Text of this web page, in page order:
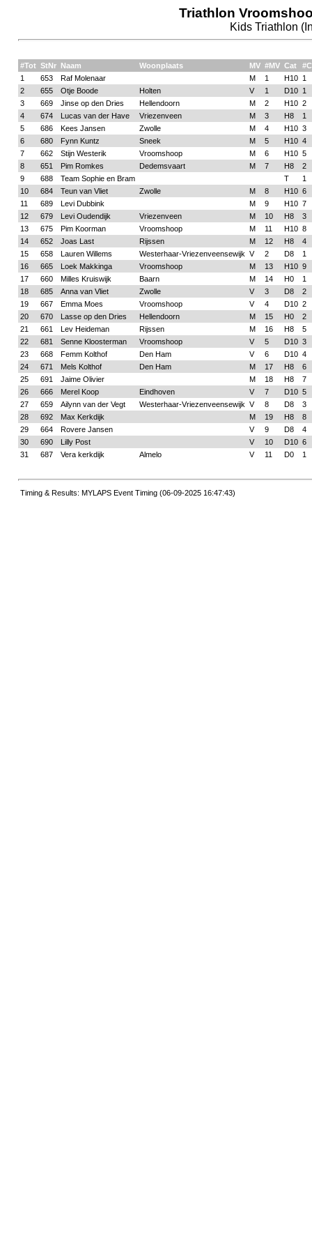
Triathlon
Kids Triathlon
#Tot StNr Naam Woonplaats MV #MV Cat
1
653 Raf Molenaar M 1 H10
1
2
655 Otje Boode Holten V 1 D10
1
3
669 Jinse op den Dries Hellendoorn M 2 H10 2
4
674 Lucas van der Have Vriezenveen M 3 H8
1
5
686 Kees Jansen Zwolle M 4 H10 3
6
680 Fynn Kuntz Sneek M 5 H10 4
7
662 Stijn Westerik Vroomshoop M 6 H10 5
8
651 Pim Romkes Dedemsvaart M 7 H8
2
9
688 Team Sophie en Bram T
1
10
684 Teun van Vliet Zwolle M 8 H10 6
11
689 Levi Dubbink M 9 H10 7
12
679 Levi Oudendijk Vriezenveen M 10 H8
3
13
675 Pim Koorman Vroomshoop M 11 H10 8
14
652 Joas Last Rijssen M 12 H8
4
15
658 Lauren Willems Westerhaar-Vriezenveensewijk V 2 D8
1
16
665 Loek Makkinga Vroomshoop M 13 H10 9
17
660 Milles Kruiswijk Baarn M 14 H0
1
18
685 Anna van Vliet Zwolle V 3 D8
2
19
667 Emma Moes Vroomshoop V 4 D10 2
20
670 Lasse op den Dries Hellendoorn M 15 H0
2
21
661 Lev Heideman Rijssen M 16 H8
5
22
681 Senne Kloosterman Vroomshoop V 5 D10 3
23
668 Femm Kolthof Den Ham V 6 D10 4
24
671 Mels Kolthof Den Ham M 17 H8
6
25
691 Jaime Olivier M 18 H8
7
26
666 Merel Koop Eindhoven V 7 D10 5
27
659 Ailynn van der Vegt Westerhaar-Vriezenveensewijk V 8 D8
3
28
692 Max Kerkdijk M 19 H8
8
29
664 Rovere Jansen V 9 D8
4
30
690 Lilly Post V 10 D10 6
31
687 Vera kerkdijk Almelo V 11 D0 1
Timing & Results: MYLAPS Event Timing (06-09-2025 16:47:43)